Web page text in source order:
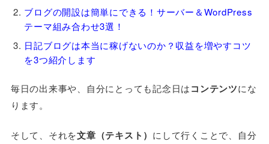
ブログの開設は簡単にできる！サーバー＆WordPress
テーマ組み合わせ3選！
日記ブログは本当に稼げないのか？収益を増やすコツ
を3つ紹介します
毎日の出来事や、自分にとっても記念日はコンテンツにな
ります。
そして、それを文章（テキスト） にして行くことで、自分